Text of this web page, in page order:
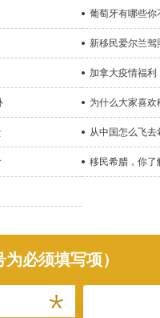
葡萄牙有哪些你
新移民爱尔兰
加拿大疫情福利
为什么大家喜
从中国怎么飞
移民希腊，你了
必须填写项）